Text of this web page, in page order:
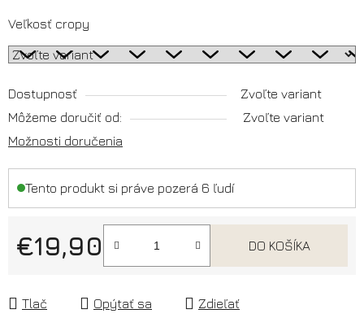
Veľkosť cropy
Dostupnosť
Zvoľte variant
Môžeme doručiť od:
Zvoľte variant
Možnosti doručenia
Tento produkt si práve pozerá 6 ľudí
€19,90
Jednotková cena:
DO KOŠÍKA
Tlač Opýtať sa Zdieľať